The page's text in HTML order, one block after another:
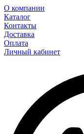
О компании
Каталог
Контакты
Доставка
Оплата
Личный кабинет